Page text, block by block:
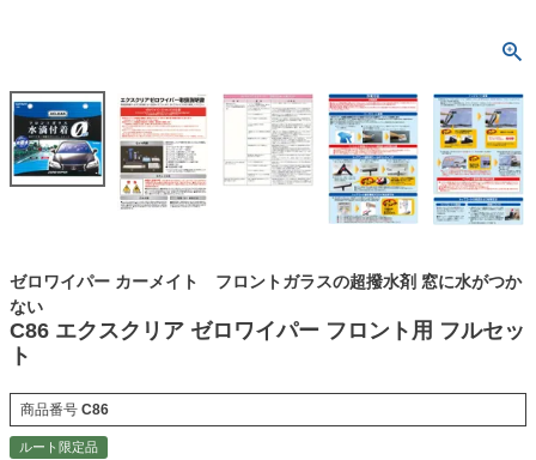
ゼロワイパー カーメイト フロントガラスの超撥水剤 窓に水がつか
ない
C86 エクスクリア ゼロワイパー フロント用 フルセッ
ト
商品番号 C86
ルート限定品